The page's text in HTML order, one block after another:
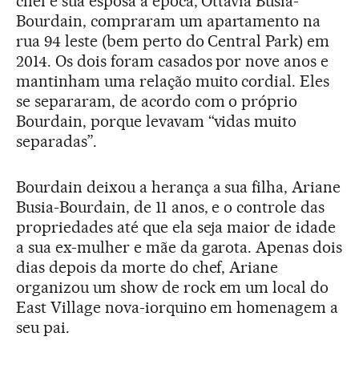
Bourdain, compraram um apartamento na
rua 94 leste (bem perto do Central Park) em
2014. Os dois foram casados por nove anos e
mantinham uma relação muito cordial. Eles
se separaram, de acordo com o próprio
Bourdain, porque levavam “vidas muito
separadas”.
Bourdain deixou a herança a sua filha, Ariane
Busia-Bourdain, de 11 anos, e o controle das
propriedades até que ela seja maior de idade
a sua ex-mulher e mãe da garota. Apenas dois
dias depois da morte do chef, Ariane
organizou um show de rock em um local do
East Village nova-iorquino em homenagem a
seu pai.